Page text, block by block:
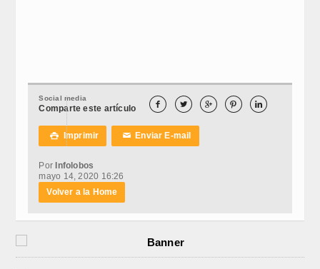
Social media
Comparte este artículo     
 Imprimir ✉Enviar E-mail
PorInfolobos
mayo 14, 2020 16:26
Volver a la Home